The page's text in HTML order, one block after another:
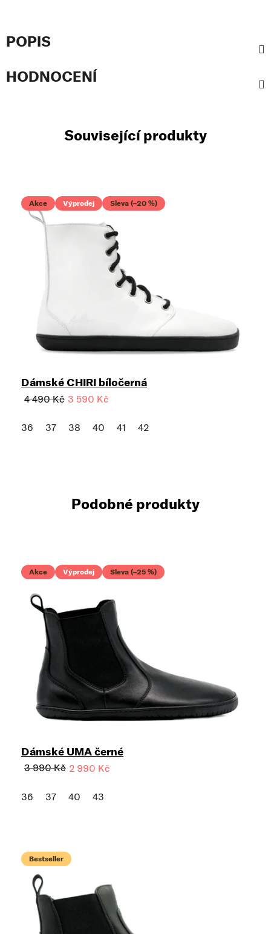
POPIS
HODNOCENÍ
Související produkty
Akce Výprodej Sleva (–20 %)
Dámské CHIRI bíločerná
4 490 Kč 3 590 Kč
36 37 38 40 41 42
Podobné produkty
Akce Výprodej Sleva (–25 %)
Dámské UMA černé
3 990 Kč 2 990 Kč
36 37 40 43
Bestseller